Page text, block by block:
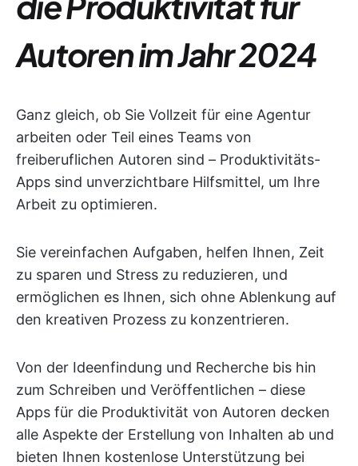
Autoren im Jahr 2024
Ganz gleich, ob Sie Vollzeit für eine Agentur
arbeiten oder Teil eines Teams von
freiberuflichen Autoren sind – Produktivitäts-
Apps sind unverzichtbare Hilfsmittel, um Ihre
Arbeit zu optimieren.
Sie vereinfachen Aufgaben, helfen Ihnen, Zeit
zu sparen und Stress zu reduzieren, und
ermöglichen es Ihnen, sich ohne Ablenkung auf
den kreativen Prozess zu konzentrieren.
Von der Ideenfindung und Recherche bis hin
zum Schreiben und Veröffentlichen – diese
Apps für die Produktivität von Autoren decken
alle Aspekte der Erstellung von Inhalten ab und
bieten Ihnen kostenlose Unterstützung bei